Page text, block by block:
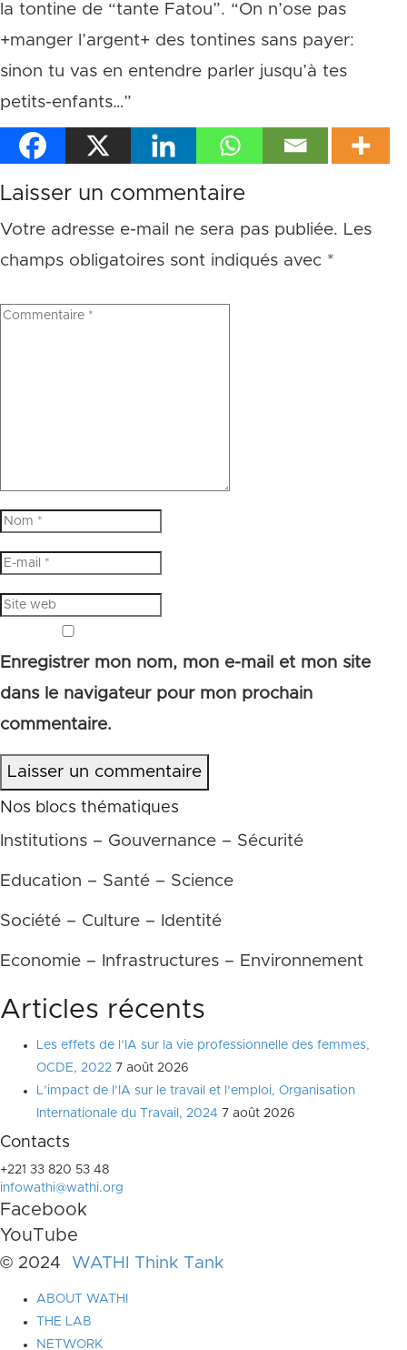
la tontine de “tante Fatou”. “On n’ose pas
+manger l’argent+ des tontines sans payer:
sinon tu vas en entendre parler jusqu’à tes
petits-enfants…”
Laisser un commentaire
Votre adresse e-mail ne sera pas publiée. Les
champs obligatoires sont indiqués avec *
Enregistrer mon nom, mon e-mail et mon site
dans le navigateur pour mon prochain
commentaire.
Laisser un commentaire
Nos blocs thématiques
Institutions – Gouvernance – Sécurité
Education – Santé – Science
Société – Culture – Identité
Economie – Infrastructures – Environnement
Articles récents
Les effets de l’IA sur la vie professionnelle des femmes,
OCDE, 2022 7 août 2026
L’impact de l’IA sur le travail et l’emploi, Organisation
Internationale du Travail, 2024 7 août 2026
Contacts
+221 33 820 53 48
infowathi@wathi.org
Facebook
YouTube
© 2024 WATHI Think Tank
ABOUT WATHI
THE LAB
NETWORK